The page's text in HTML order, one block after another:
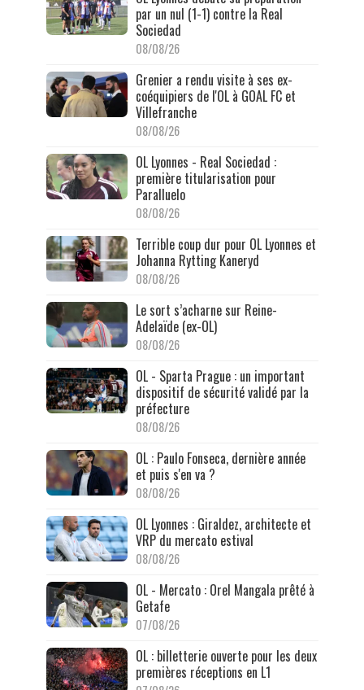
par un nul (1-1) contre la Real
Sociedad
08/08/26
Grenier a rendu visite à ses ex-
coéquipiers de l'OL à GOAL FC et
Villefranche
08/08/26
OL Lyonnes - Real Sociedad :
première titularisation pour
Paralluelo
08/08/26
Terrible coup dur pour OL Lyonnes et
Johanna Rytting Kaneryd
08/08/26
Le sort s’acharne sur Reine-
Adelaïde (ex-OL)
08/08/26
OL - Sparta Prague : un important
dispositif de sécurité validé par la
préfecture
08/08/26
OL : Paulo Fonseca, dernière année
et puis s'en va ?
08/08/26
OL Lyonnes : Giraldez, architecte et
VRP du mercato estival
08/08/26
OL - Mercato : Orel Mangala prêté à
Getafe
07/08/26
OL : billetterie ouverte pour les deux
premières réceptions en L1